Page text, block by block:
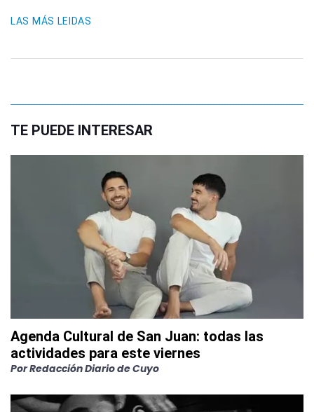
LAS MÁS LEIDAS
TE PUEDE INTERESAR
Agenda Cultural de San Juan: todas las
actividades para este viernes
PorRedacción Diario de Cuyo